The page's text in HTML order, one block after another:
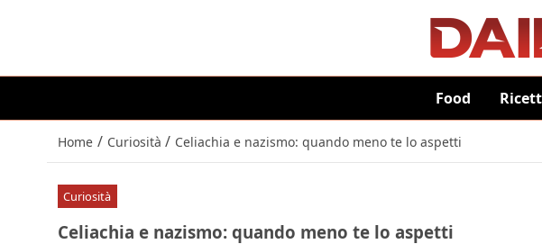
Food
Home / Curiosità / Celiachia e nazismo: quando meno te lo aspetti
Curiosità
Celiachia e nazismo: quando meno te lo aspetti